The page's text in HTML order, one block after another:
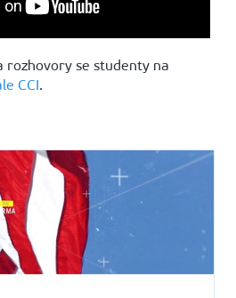
rozhovory se studenty na
CCI.